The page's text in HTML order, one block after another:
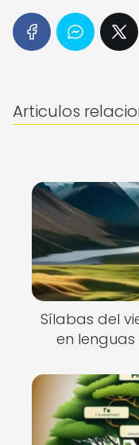
Articulos
Sílabas del
en